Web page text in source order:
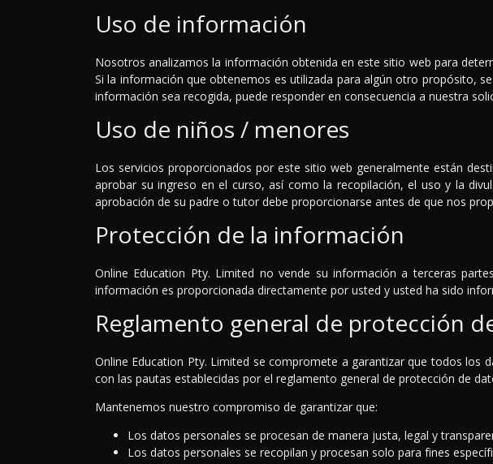
Uso de información
Nosotros analizamos la información obtenida en este sitio web para
Si la información que obtenemos es utilizada para algún otro propósito,
información sea recogida, puede responder en consecuencia a nuestra
Uso de niños / menores
Los servicios proporcionados por este sitio web generalmente están
aprobar su ingreso en el curso, así como la recopilación, el uso y la
aprobación de su padre o tutor debe proporcionarse antes de que nos
Protección de la información
Online Education Pty. Limited no vende su información a terceras
información es proporcionada directamente por usted y usted ha sido
Reglamento general de protección
Online Education Pty. Limited se compromete a garantizar que todos
con las pautas establecidas por el reglamento general de protección de
Mantenemos nuestro compromiso de garantizar que:
Los datos personales se procesan de manera justa, legal y
Los datos personales se recopilan y procesan solo para fines